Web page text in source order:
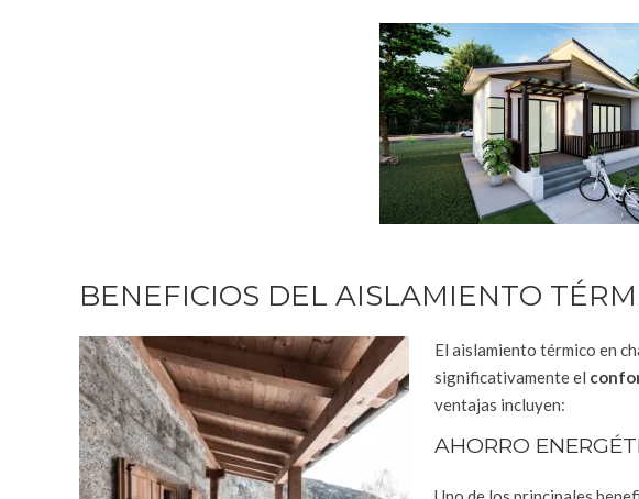
BENEFICIOS DEL AISLAMIENTO
El aislamiento térmico en
significativamente el
ventajas incluyen:
AHORRO